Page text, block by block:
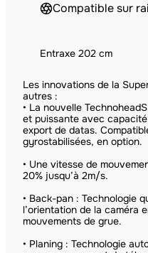
Compatible sur
Entraxe 202 cm
Les innovations de la
autres :
• La nouvelle
et puissante avec
export de datas.
gyrostabilisées, en option.
• Une vitesse de
20% jusqu’à 2m/s.
• Back-pan : Technologie
l’orientation de la caméra
mouvements de grue.
• Planing : Technologie